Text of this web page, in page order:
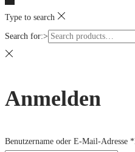
Type to search
Search for:>
Anmelden
Benutzername oder E-Mail-Adresse *